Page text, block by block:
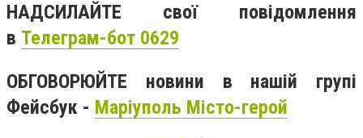
НАДСИЛАЙТЕ свої повідомлення
в Телеграм-бот 0629
ОБГОВОРЮЙТЕ новини в нашій групі
Фейсбук - Маріуполь Місто-герой